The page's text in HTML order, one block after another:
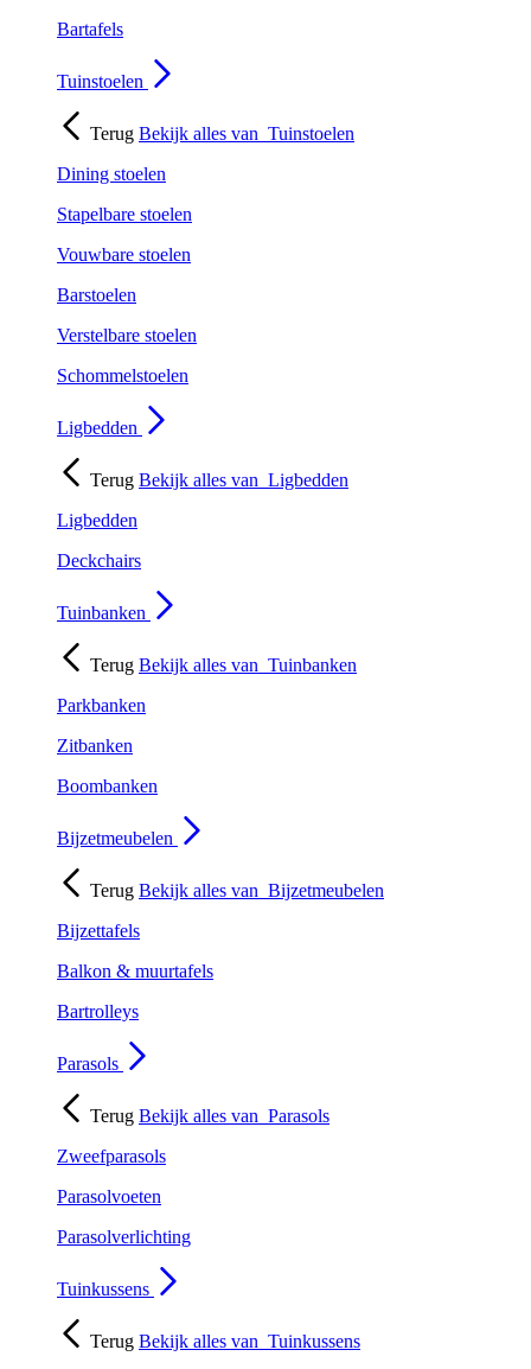
Bartafels
Tuinstoelen
Terug Bekijk alles van Tuinstoelen
Dining stoelen
Stapelbare stoelen
Vouwbare stoelen
Barstoelen
Verstelbare stoelen
Schommelstoelen
Ligbedden
Terug Bekijk alles van Ligbedden
Ligbedden
Deckchairs
Tuinbanken
Terug Bekijk alles van Tuinbanken
Parkbanken
Zitbanken
Boombanken
Bijzetmeubelen
Terug Bekijk alles van Bijzetmeubelen
Bijzettafels
Balkon & muurtafels
Bartrolleys
Parasols
Terug Bekijk alles van Parasols
Zweefparasols
Parasolvoeten
Parasolverlichting
Tuinkussens
Terug Bekijk alles van Tuinkussens